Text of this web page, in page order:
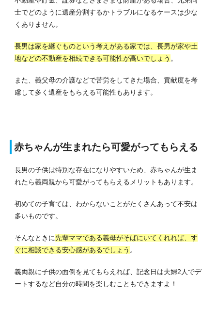
士でどのように遺産分割するかトラブルになるケースは少な
くありません。
長男は家を継ぐものという考えがある家では、長男が家や土
地などの不動産を相続できる可能性が高いでしょう 。
また、義父母の介護などで苦労をしてきた場合、貢献度を考
慮して多く遺産をもらえる可能性もあります。
赤ちゃんが生まれたら可愛がってもらえる
長男の子供は特別な存在になりやすいため、赤ちゃんが生ま
れたら義両親から可愛がってもらえるメリットもあります。
初めての子育ては、わからないことがたくさんあって不安は
多いものです。
そんなときに先輩ママである義母がそばにいてくれれば、す
ぐに相談できる安心感があるでしょう 。
義両親に子供の面倒を見てもらえれば、記念日は夫婦2人でデ
ートするなど自分の時間を楽しむこともできますよ！